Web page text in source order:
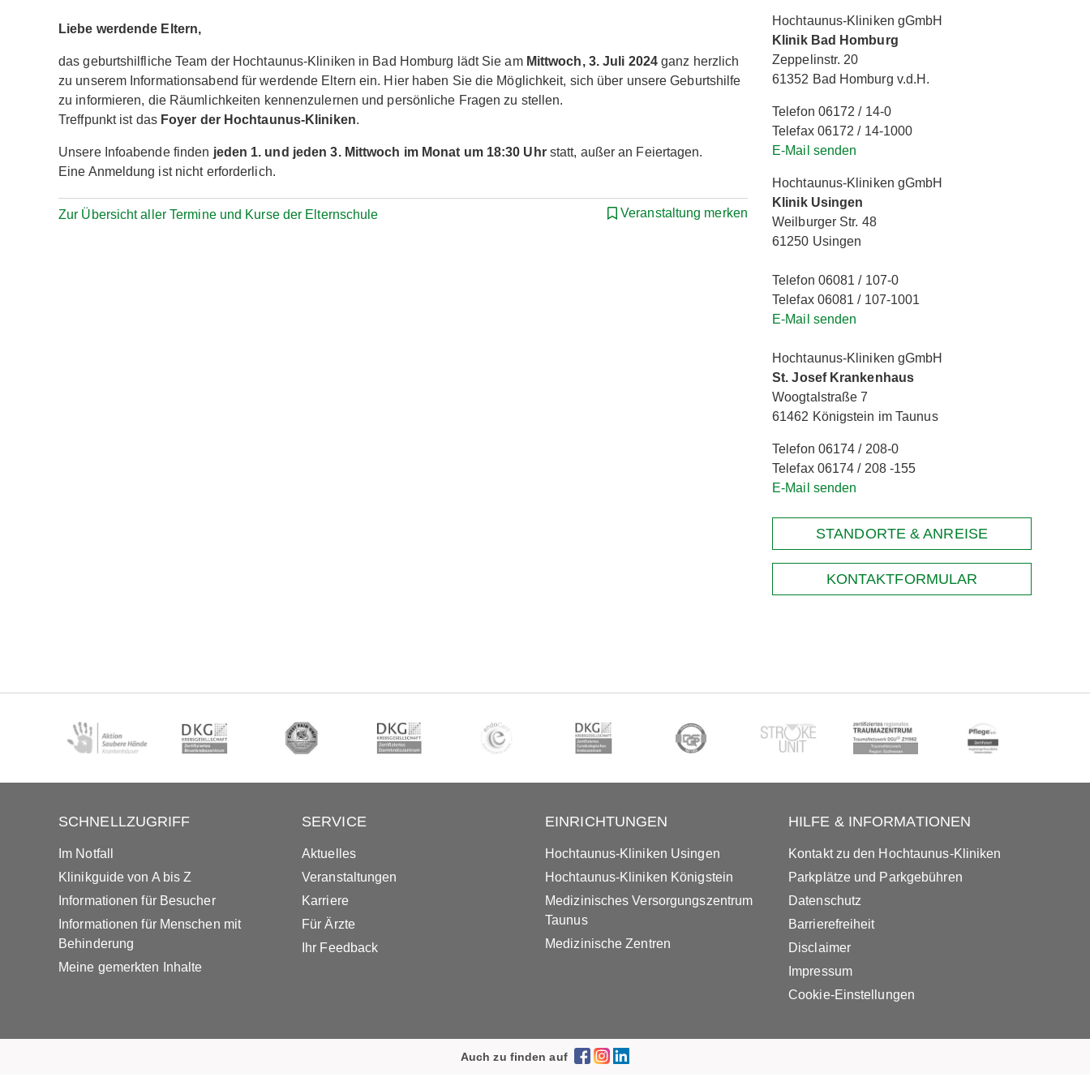
Liebe werdende Eltern,
das geburtshilfliche Team der Hochtaunus-Kliniken in Bad Homburg lädt Sie am Mittwoch, 3. Juli 2024ganz herzlich
zu unserem Informationsabend für werdende Eltern ein. Hier haben Sie die Möglichkeit, sich über unsere Geburtshilfe
zu informieren, die Räumlichkeiten kennenzulernen und persönliche Fragen zu stellen.
Treffpunkt ist das Foyer der Hochtaunus-Kliniken.
Unsere Infoabende finden jeden 1. und jeden 3. Mittwoch im Monat um 18:30 Uhrstatt, außer an Feiertagen.
Eine Anmeldung ist nicht erforderlich.
Zur Übersicht aller Termine und Kurse der Elternschule Veranstaltung merken
Hochtaunus-Kliniken gGmbH
Klinik Bad Homburg
Zeppelinstr. 20
61352 Bad Homburg v.d.H.
Telefon 06172 / 14-0
Telefax 06172 / 14-1000
E-Mail senden
Hochtaunus-Kliniken gGmbH
Klinik Usingen
Weilburger Str. 48
61250 Usingen
Telefon 06081 / 107-0
Telefax 06081 / 107-1001
E-Mail senden
Hochtaunus-Kliniken gGmbH
St. Josef Krankenhaus
Woogtalstraße 7
61462 Königstein im Taunus
Telefon 06174 / 208-0
Telefax 06174 / 208 -155
E-Mail senden
STANDORTE & ANREISE
KONTAKTFORMULAR
SCHNELLZUGRIFF
Im Notfall
Klinikguide von A bis Z
Informationen für Besucher
Informationen für Menschen mit
Behinderung
Meine gemerkten Inhalte
SERVICE
Aktuelles
Veranstaltungen
Karriere
Für Ärzte
Ihr Feedback
EINRICHTUNGEN
Hochtaunus-Kliniken Usingen
Hochtaunus-Kliniken Königstein
Medizinisches Versorgungszentrum
Taunus
Medizinische Zentren
HILFE & INFORMATIONEN
Kontakt zu den Hochtaunus-Kliniken
Parkplätze und Parkgebühren
Datenschutz
Barrierefreiheit
Disclaimer
Impressum
Cookie-Einstellungen
Auch zu finden auf